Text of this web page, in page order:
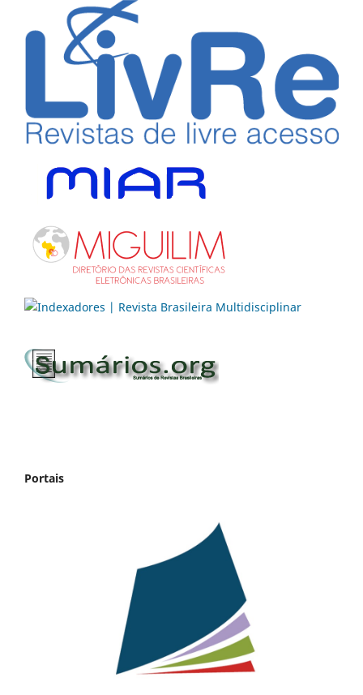
Portais